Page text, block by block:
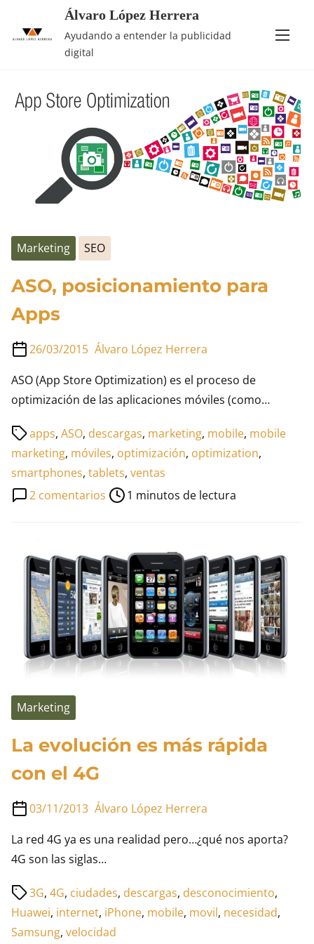
Álvaro López Herrera
Ayudando a entender la publicidad
digital
Etiqueta:mobile
Marketing SEO
ASO, posicionamiento para
Apps
26/03/2015 Álvaro López Herrera
ASO (App Store Optimization) es el proceso de
optimización de las aplicaciones móviles (como…
apps, ASO, descargas, marketing, mobile, mobile
marketing, móviles, optimización, optimization,
smartphones, tablets, ventas
2 comentarios en
Apps
Tiempo
de
lectura
de
1 minutos de lectura
Marketing
La evolución es más rápida
con el 4G
03/11/2013 Álvaro López Herrera
La red 4G ya es una realidad pero…¿qué nos aporta?
4G son las siglas…
3G, 4G, ciudades, descargas, desconocimiento,
Huawei, internet, iPhone, mobile, movil, necesidad,
Samsung, velocidad
Tiempo
de
lectura